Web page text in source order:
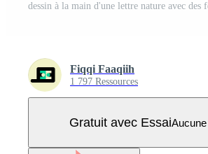
Fiqqi Faaqiih
1 797 Ressources
Gratuit avec Essai